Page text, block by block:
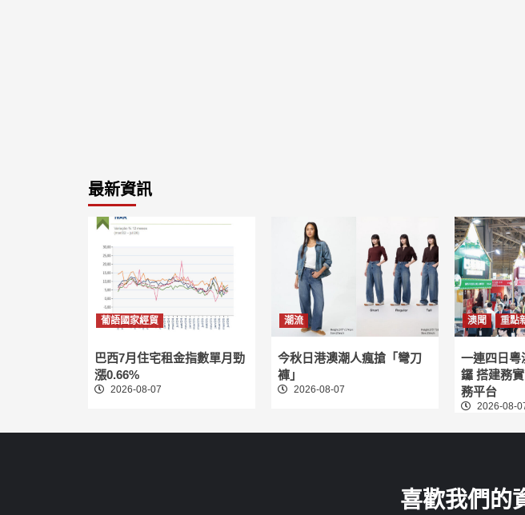
最新資訊
葡語國家經貿
巴西7月住宅租金指數單月勁
漲0.66%
2026-08-07
潮流
今秋日港澳潮人瘋搶「彎刀
褲」
2026-08-07
澳聞 重點
一連四日粵
鑼 搭建務
務平台
2026-08-
喜歡我們的